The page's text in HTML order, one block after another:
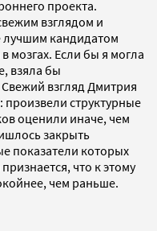
проекта.
взглядом и
лучшим кандидатом
мозгах. Если бы я могла
взяла бы
взгляд Дмитрия
произвели структурные
оценили иначе, чем
закрыть
показатели которых
что к этому
чем раньше.